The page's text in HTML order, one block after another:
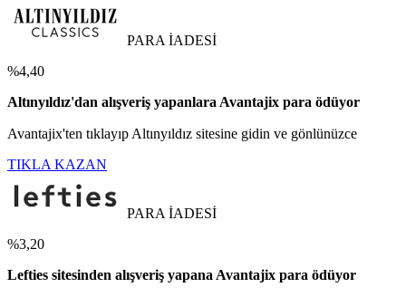
PARA İADESİ
%4,40
Altınyıldız'dan alışveriş yapanlara Avantajix para ödüyor
Avantajix'ten tıklayıp Altınyıldız sitesine gidin ve gönlünüzce
TIKLA KAZAN
PARA İADESİ
%3,20
Lefties sitesinden alışveriş yapana Avantajix para ödüyor